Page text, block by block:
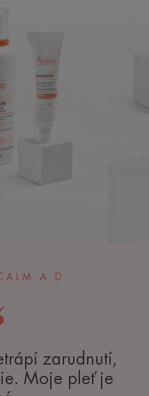
A.D
zarudnutí,
Moje pleť je